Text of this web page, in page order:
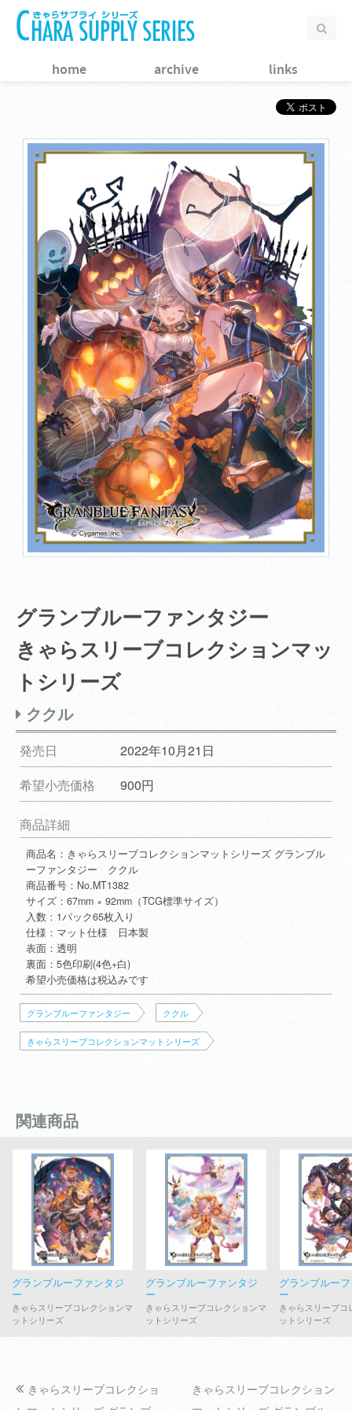
home archive links
グランブルーファンタジー
きゃらスリーブコレクションマッ
トシリーズ
ククル
発売日
2022年10月21日
希望小売価格
900円
商品詳細
商品名：きゃらスリーブコレクションマットシリーズ グランブル
ーファンタジー ククル
商品番号：No.MT1382
サイズ：67mm × 92mm（TCG標準サイズ）
入数：1パック65枚入り
仕様：マット仕様 日本製
表面：透明
裏面：5色印刷(4色+白)
希望小売価格は税込みです
グランブルーファンタジー ククル
きゃらスリーブコレクションマットシリーズ
関連商品
グランブルーファンタジ
ー
きゃらスリーブコレクションマ
ットシリーズ
グランブルーファンタジ
ー
きゃらスリーブコレクションマ
ットシリーズ
グランブルー
ー
きゃらスリーブコ
ットシリーズ
きゃらスリーブコレクショ
きゃらスリーブコレクション